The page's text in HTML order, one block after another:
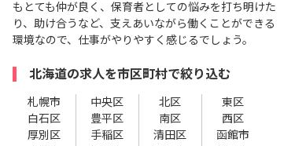
もとても仲が良く、保育者としての悩みを打ち明けた
り、助け合うなど、支えあいながら働くことができる
環境なので、仕事がやりやすく感じるでしょう。
北海道の求人を市区町村で絞り込む
札幌市 中央区 北区
東区
白石区
豊平区 南区
西区
厚別区
手稲区 清田区
函館市